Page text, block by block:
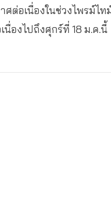
ศต่อเนื่องในช่วงไพรม์ไ
นื่องไปถึงศุกร์ที่ 18 ม.ค.นี้